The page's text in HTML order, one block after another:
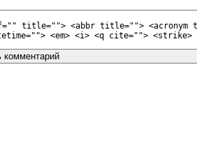
title=""> <abbr title=""> <acronym
<em> <i> <q cite=""> <strike>